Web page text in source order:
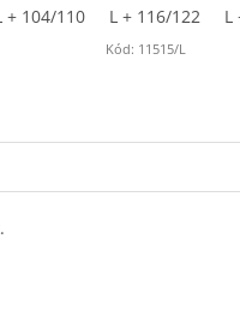
+ 104/110 M + 116/122
+ 104/110 L + 116/122 L
Kód: 11515/L